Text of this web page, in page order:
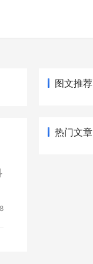
图文推荐
热门文章